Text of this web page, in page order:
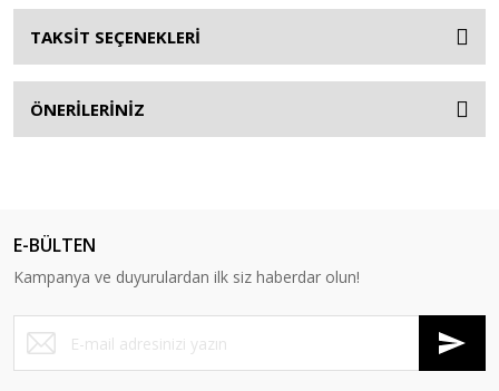
TAKSİT SEÇENEKLERİ
ÖNERİLERİNİZ
E-BÜLTEN
Kampanya ve duyurulardan ilk siz haberdar olun!